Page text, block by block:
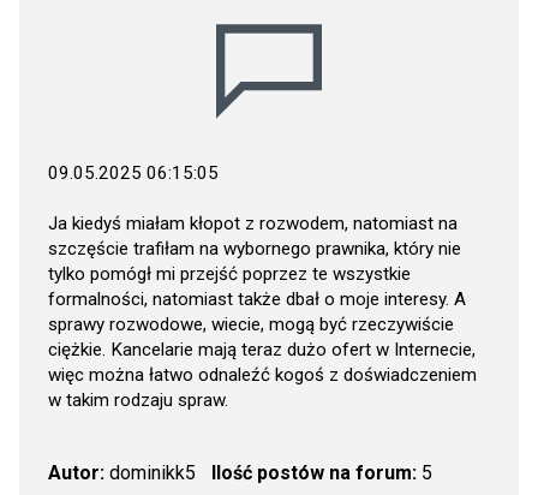
09.05.2025 06:15:05
Ja kiedyś miałam kłopot z rozwodem, natomiast na
szczęście trafiłam na wybornego prawnika, który nie
tylko pomógł mi przejść poprzez te wszystkie
formalności, natomiast także dbał o moje interesy. A
sprawy rozwodowe, wiecie, mogą być rzeczywiście
ciężkie. Kancelarie mają teraz dużo ofert w Internecie,
więc można łatwo odnaleźć kogoś z doświadczeniem
w takim rodzaju spraw.
Autor: dominikk5 Ilość postów na forum:5